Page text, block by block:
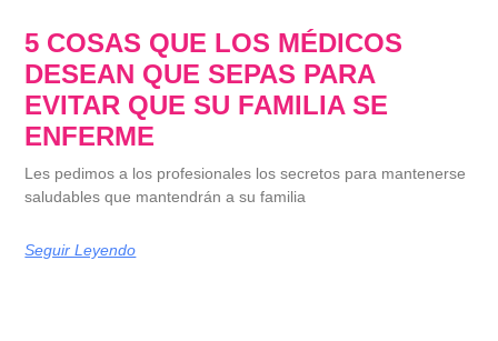
5 COSAS QUE LOS MÉDICOS
DESEAN QUE SEPAS PARA
EVITAR QUE SU FAMILIA SE
ENFERME
Les pedimos a los profesionales los secretos para mantenerse
saludables que mantendrán a su familia
Seguir Leyendo